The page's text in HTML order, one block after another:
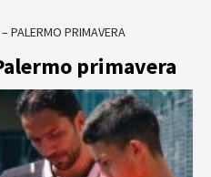
PALERMO PRIMAVERA
primavera